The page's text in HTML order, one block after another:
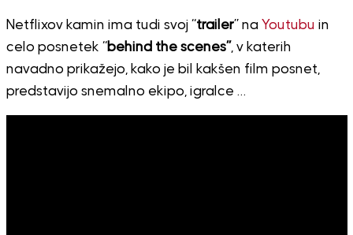
Netflixov kamin ima tudi svoj “trailer” na Youtubu in
celo posnetek “behind the scenes”, v katerih
navadno prikažejo, kako je bil kakšen film posnet,
predstavijo snemalno ekipo, igralce …